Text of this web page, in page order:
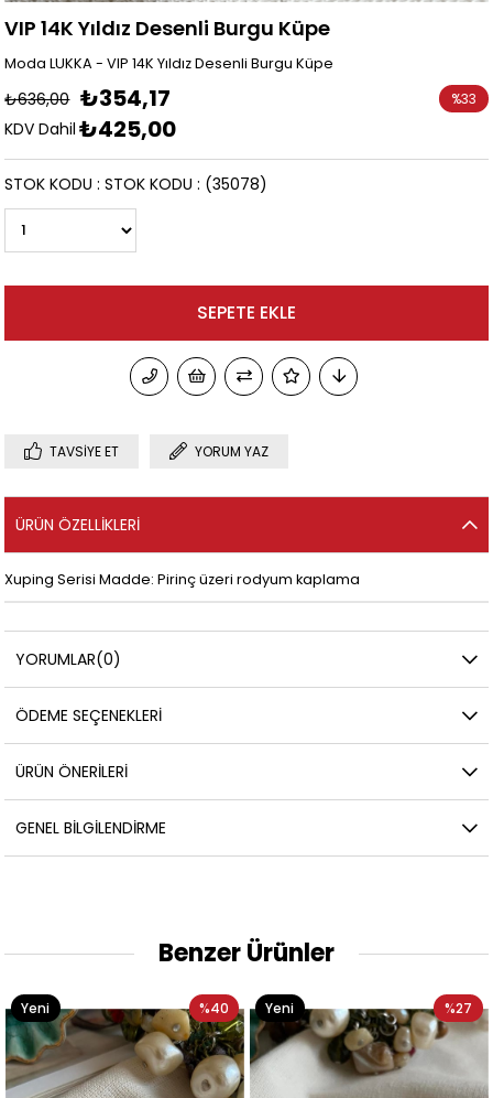
VIP 14K Yıldız Desenli Burgu Küpe
Moda LUKKA - VIP 14K Yıldız Desenli Burgu Küpe
₺636,00 ₺354,17
KDV Dahil ₺425,00
%33
(35078)
STOK KODU STOK KODU
TAVSIYE ET YORUM YAZ
ÜRÜN ÖZELLIKLERI
Xuping Serisi Madde: Pirinç üzeri rodyum kaplama
YORUMLAR(0)
ÖDEME SEÇENEKLERI
ÜRÜN ÖNERILERI
GENEL BILGILENDIRME
Benzer Ürünler
%40
Yeni
Ürün
%27
Yeni
Ürün